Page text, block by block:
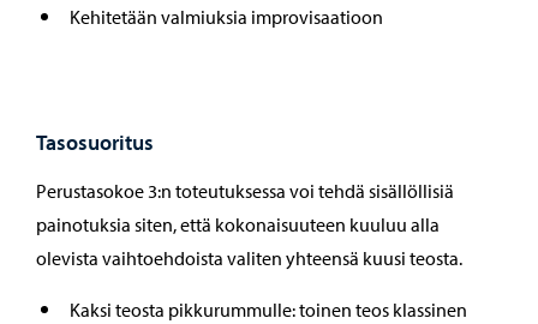
Kehitetään valmiuksia improvisaatioon
Tasosuoritus
Perustasokoe 3:n toteutuksessa voi tehdä sisällöllisiä
painotuksia siten, että kokonaisuuteen kuuluu alla
olevista vaihtoehdoista valiten yhteensä kuusi teosta.
Kaksi teosta pikkurummulle: toinen teos klassinen